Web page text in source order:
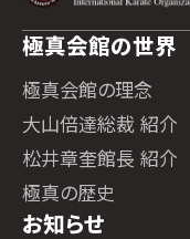
極真会館の世界
極真会館の理念
大山倍達総裁 紹介
松井章奎館長 紹介
極真の歴史
お知らせ